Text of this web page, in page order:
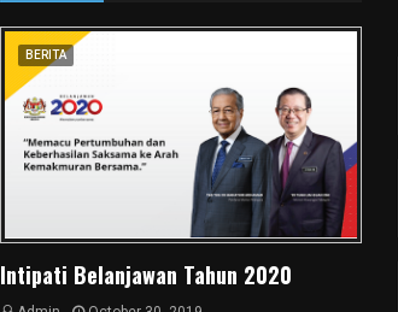
BERITA
Intipati Belanjawan Tahun 2020